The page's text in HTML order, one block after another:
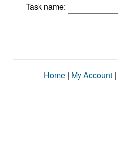
Task name:
Home | My Account |